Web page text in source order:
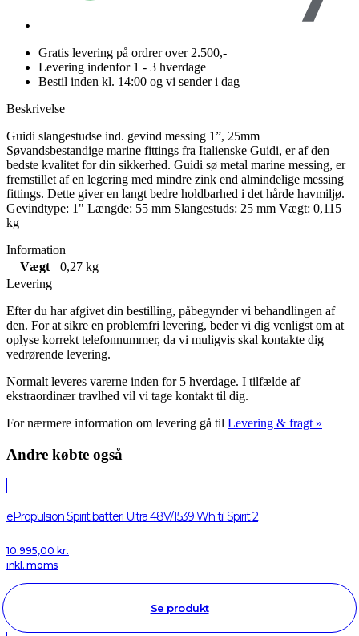
Gratis levering på ordrer over 2.500,-
Levering indenfor 1 - 3 hverdage
Bestil inden kl. 14:00 og vi sender i dag
Beskrivelse
Guidi slangestudse ind. gevind messing 1”, 25mm
Søvandsbestandige marine fittings fra Italienske Guidi, er af den
bedste kvalitet for din sikkerhed. Guidi sø metal marine messing, er
fremstillet af en legering med mindre zink end almindelige messing
fittings. Dette giver en langt bedre holdbarhed i det hårde havmiljø.
Gevindtype: 1" Længde: 55 mm Slangestuds: 25 mm Vægt: 0,115
kg
Information
Vægt
0,27 kg
Levering
Efter du har afgivet din bestilling, påbegynder vi behandlingen af
den. For at sikre en problemfri levering, beder vi dig venligst om at
oplyse korrekt telefonnummer, da vi muligvis skal kontakte dig
vedrørende levering.
Normalt leveres varerne inden for 5 hverdage. I tilfælde af
ekstraordinær travlhed vil vi tage kontakt til dig.
For nærmere information om levering gå til Levering & fragt »
Andre købte også
ePropulsion Spirit batteri Ultra 48V/1539 Wh til Spirit 2
10.995,00 kr.
inkl. moms
Se produkt